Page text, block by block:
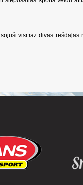
vismaz divas trešdaļas